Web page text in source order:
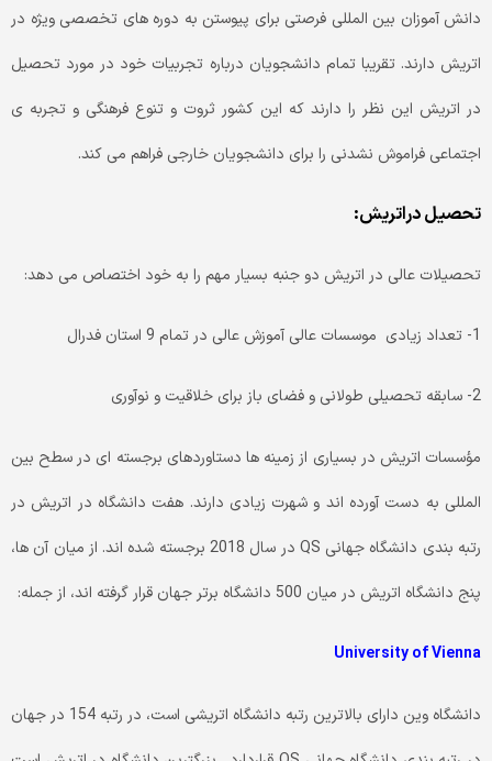
دانش آموزان بین المللی فرصتی برای پیوستن به دوره های تخصصی ویژه در
اتریش دارند. تقریبا تمام دانشجویان درباره تجربیات خود در مورد تحصیل
در اتریش این نظر را دارند که این کشور ثروت و تنوع فرهنگی و تجربه ی
اجتماعی فراموش نشدنی را برای دانشجویان خارجی فراهم می کند.
تحصیل دراتریش:
تحصیلات عالی در اتریش دو جنبه بسیار مهم را به خود اختصاص می دهد:
1- تعداد زیادی موسسات عالی آموزش عالی در تمام 9 استان فدرال
2- سابقه تحصیلی طولانی و فضای باز برای خلاقیت و نوآوری
مؤسسات اتریش در بسیاری از زمینه ها دستاوردهای برجسته ای در سطح بین
المللی به دست آورده اند و شهرت زیادی دارند. هفت دانشگاه در اتریش در
رتبه بندی دانشگاه جهانی QS در سال 2018 برجسته شده اند. از میان آن ها،
پنج دانشگاه اتریش در میان 500 دانشگاه برتر جهان قرار گرفته اند، از جمله:
University of Vienna
دانشگاه وین دارای بالاترین رتبه دانشگاه اتریشی است، در رتبه 154 در جهان